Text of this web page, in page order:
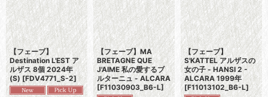
【フェーブ】
Destination L'EST ア
ルザス 8個 2024年
(S) [FDV4771_S-2]
【フェーブ】MA
BRETAGNE QUE
J'AIME 私の愛するブ
ルターニュ - ALCARA
[F11030903_B6-L]
【フェーブ】
S'KATTEL アルザスの
女の子 - HANSI 2 -
ALCARA 1999年
[F11013102_B6-L]